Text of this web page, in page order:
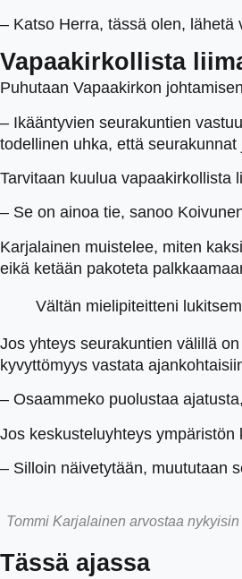
– Katso Herra, tässä olen,
Vapaakirkollista
Puhutaan Vapaakirkon
– Ikääntyvien seurakuntien
todellinen uhka, että
Tarvitaan kuulua vapaakirkollista
– Se on ainoa tie, sanoo
Karjalainen muistelee, miten
eikä ketään pakoteta
Vältän mielipiteitteni
Jos yhteys seurakuntien välillä
kyvyttömyys vastata
– Osaammeko puolustaa
Jos keskusteluyhteys
– Silloin näivetytään, muututaan
Tommi Karjalainen arvostaa
Tässä ajassa